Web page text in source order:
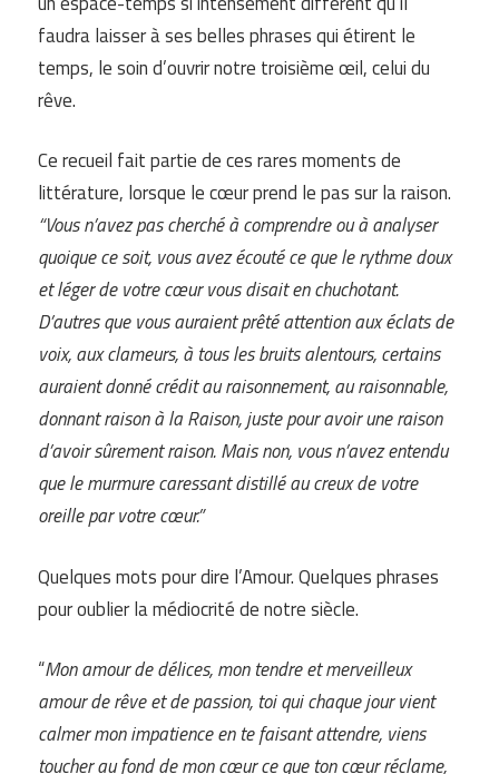
faudra laisser à ses belles phrases qui étirent le
temps, le soin d’ouvrir notre troisième œil, celui du
rêve.
Ce recueil fait partie de ces rares moments de
littérature, lorsque le cœur prend le pas sur la raison.
“Vous n’avez pas cherché à comprendre ou à analyser
quoique ce soit, vous avez écouté ce que le rythme doux
et léger de votre cœur vous disait en chuchotant.
D’autres que vous auraient prêté attention aux éclats de
voix, aux clameurs, à tous les bruits alentours, certains
auraient donné crédit au raisonnement, au raisonnable,
donnant raison à la Raison, juste pour avoir une raison
d’avoir sûrement raison. Mais non, vous n’avez entendu
que le murmure caressant distillé au creux de votre
oreille par votre cœur.”
Quelques mots pour dire l’Amour. Quelques phrases
pour oublier la médiocrité de notre siècle.
“Mon amour de délices, mon tendre et merveilleux
amour de rêve et de passion, toi qui chaque jour vient
calmer mon impatience en te faisant attendre, viens
toucher au fond de mon cœur ce que ton cœur réclame,